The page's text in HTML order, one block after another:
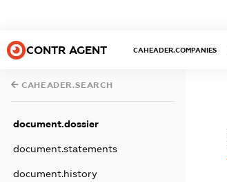
CONTR AGENT CAHEADER.COMPANIES
CAHEADER.SEARCH
document.dossier
document.statements
document.history